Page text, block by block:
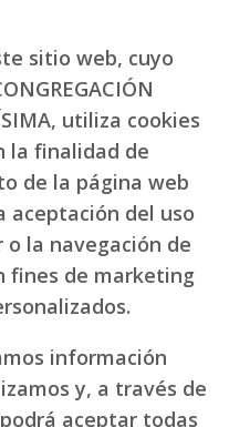
sitio web, cuyo
utiliza cookies
la finalidad de
de la página web
aceptación del uso
o la navegación de
fines de marketing
información
y, a través de
aceptar todas